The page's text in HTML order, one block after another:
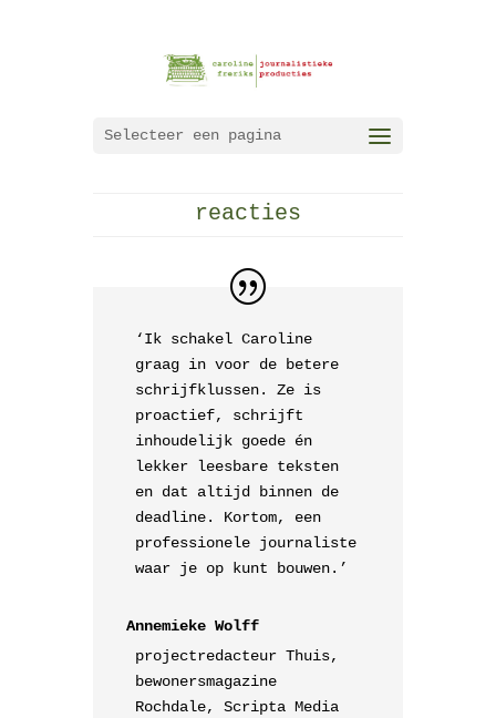
Selecteer een pagina
reacties
‘Ik schakel Caroline
graag in voor de betere
schrijfklussen. Ze is
proactief, schrijft
inhoudelijk goede én
lekker leesbare teksten
en dat altijd binnen de
deadline. Kortom, een
professionele journaliste
waar je op kunt bouwen.’
Annemieke Wolff
projectredacteur Thuis,
bewonersmagazine
Rochdale, Scripta Media